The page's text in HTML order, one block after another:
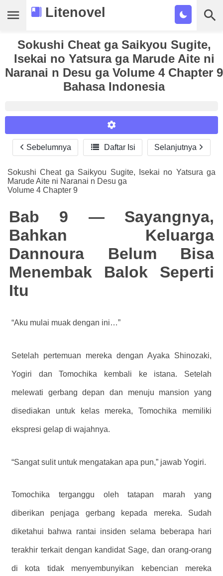
Litenovel
Daftar Novel
Tamat
Cari
Sokushi Cheat ga Saikyou Sugite,
Isekai no Yatsura ga Marude Aite ni
Naranai n Desu ga Volume 4 Chapter 9
Bahasa Indonesia
Reader Settings
Font :
Titillium Web
Arial
Times New Roman
A-
A+
Sebelumnya  Daftar Isi Selanjutnya
Sokushi Cheat ga Saikyou Sugite, Isekai no Yatsura ga
Marude Aite ni Naranai n Desu ga
Volume 4 Chapter 9
Bab 9 — Sayangnya,
Bahkan Keluarga
Dannoura Belum Bisa
Menembak Balok Seperti
Itu
“Aku mulai muak dengan ini…”
Setelah pertemuan mereka dengan Ayaka Shinozaki,
Yogiri dan Tomochika kembali ke istana. Setelah
melewati gerbang depan dan menuju mansion yang
disediakan untuk kelas mereka, Tomochika memiliki
ekspresi gelap di wajahnya.
“Sangat sulit untuk mengatakan apa pun,” jawab Yogiri.
Tomochika terganggu oleh tatapan marah yang
diberikan penjaga gerbang kepada mereka. Sudah
diketahui bahwa rantai insiden selama beberapa hari
terakhir terkait dengan kandidat Sage, dan orang-orang
di kota tidak menyembunyikan kebencian mereka